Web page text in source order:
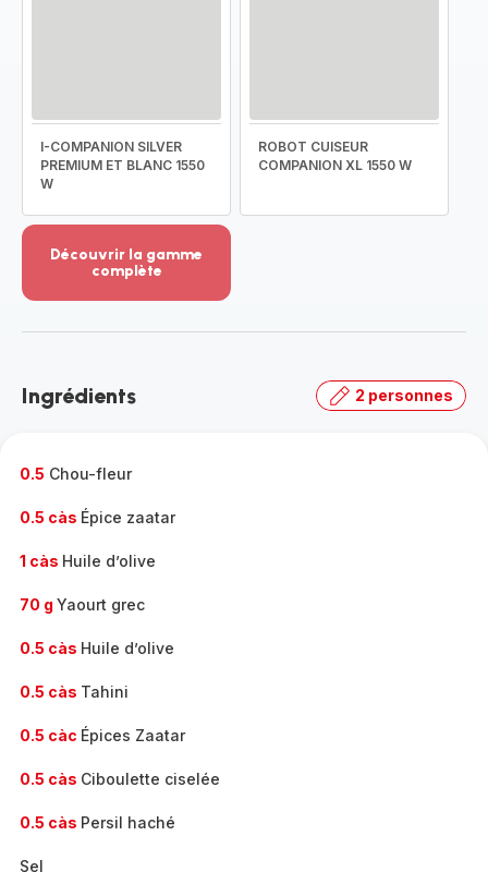
I-COMPANION SILVER
PREMIUM ET BLANC 1550
W
ROBOT CUISEUR
COMPANION XL 1550 W
Découvrir la gamme
complète
-
gamme
Ingrédients 2 personnes
0.5 Chou-fleur
0.5 càs Épice zaatar
1 càs Huile d’olive
70 g Yaourt grec
0.5 càs Huile d’olive
0.5 càs Tahini
0.5 càc Épices Zaatar
0.5 càs Ciboulette ciselée
0.5 càs Persil haché
Sel